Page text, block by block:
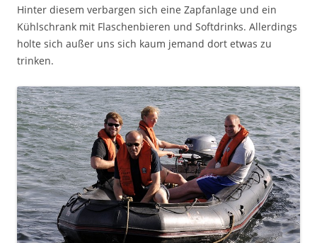
Hinter diesem verbargen sich eine Zapfanlage und ein
Kühlschrank mit Flaschenbieren und Softdrinks. Allerdings
holte sich außer uns sich kaum jemand dort etwas zu
trinken.